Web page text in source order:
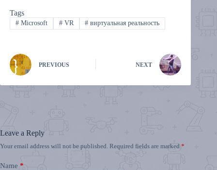
Tags
#Microsoft #VR # виртуальная реальность
PREVIOUS NEXT
Leave a Reply
Your email address will not be published. Required fields are marked *
Name *